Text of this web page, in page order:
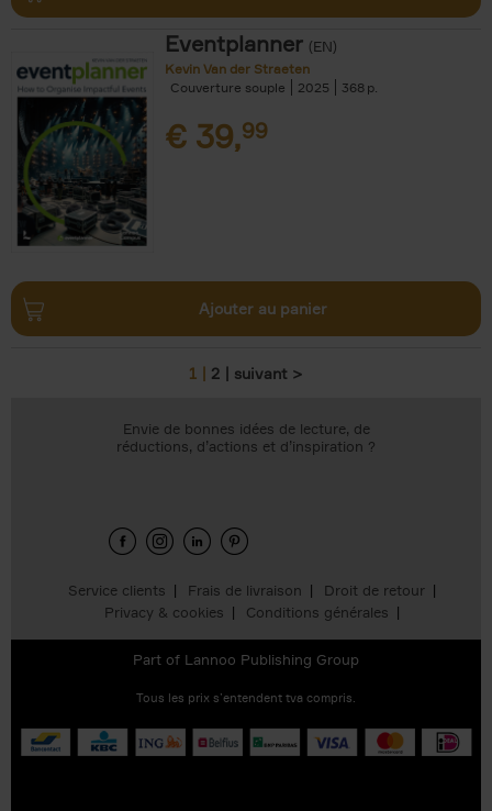
Eventplanner (EN)
Kevin Van der Straeten
Couverture souple
2025 368
€ 39,99
Ajouter au panier
1 2 suivant >
Service clients Frais de livraison
Droit de retour
Privacy & cookies
Conditions générales
Envie de bonnes idées de lecture, de
réductions, d’actions et d’inspiration ?
Part of Lannoo Publishing Group
Tous les prix s’entendent tva compris.